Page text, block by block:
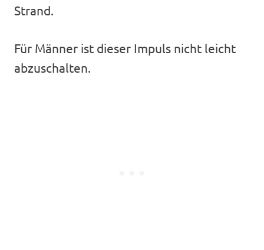
Strand.
Für Männer ist dieser Impuls nicht leicht
abzuschalten.